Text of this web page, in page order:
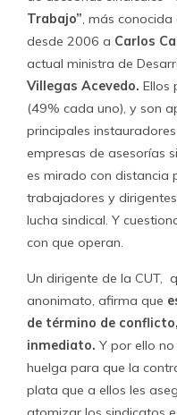
inmediato.
Y por ello
huelga para que la
plata que a ellos les
atomizar los sindicatos
éstos dependan de la
El cambio en la
entregan a los
de 10 o 15 años, dice la
de ello a una ley
tecnificadaque oculta
para algunos dirigentes,
en ese desierto han
que han venido a
sindicato tenía una
se contrataba para
colectiva. Ahora lo que
el contrato dura el
otra. Y por ellas los